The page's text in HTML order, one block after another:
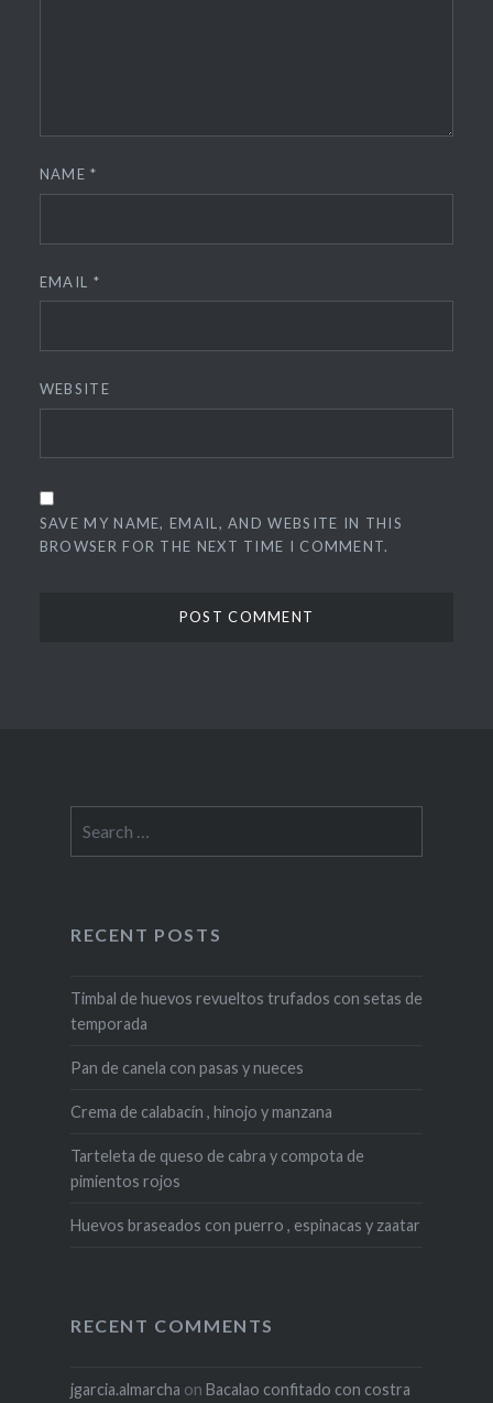
NAME*
EMAIL *
WEBSITE
SAVE MY NAME, EMAIL, AND WEBSITE IN THIS
BROWSER FOR THE NEXT TIME I COMMENT.
for:
RECENT POSTS
Timbal de huevos revueltos trufados con setas de
temporada
Pan de canela con pasas y nueces
Crema de calabacín , hinojo y manzana
Tarteleta de queso de cabra y compota de
pimientos rojos
Huevos braseados con puerro , espinacas y zaatar
RECENT COMMENTS
jgarcia.almarcha on Bacalao confitado con costra